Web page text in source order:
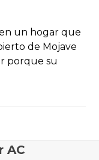
un hogar que
de Mojave
porque su
AC